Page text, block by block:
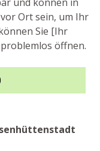
Ort sein, um Ihr
Sie [Ihr
öffnen.